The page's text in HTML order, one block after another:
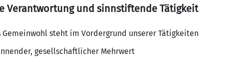
Verantwortung und sinnstiftende Tätigkeit
Gemeinwohl steht im Vordergrund unserer Tätigkeiten
gesellschaftlicher Mehrwert